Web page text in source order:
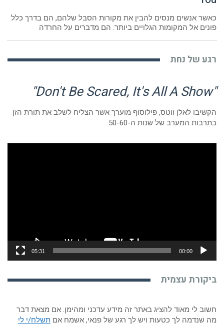
כאשר אנשים מנסים להבין את מקורות הסבל שלהם, הם בדרך כלל
פונים אל המקומות הגלויים ביותר. הם מדברים על החרדה
רגע של נחת
"Don't Be Scared, It's All A Show"
הקשיבו לאלן ווטס, פילוסוף מוערך אשר הצליח לשלב את תורת הזן
בתרבות המערב של שנות ה-50-60.
00:00
05:31
ביקורת עצמית
חשוב לי מאוד להציג באתר זה מידע עדכני ומהימן. אם מצאת דבר
מה שנדמה לך כטעות ויש לך רגע של פנאי, אשמח אם תשלח/י לי